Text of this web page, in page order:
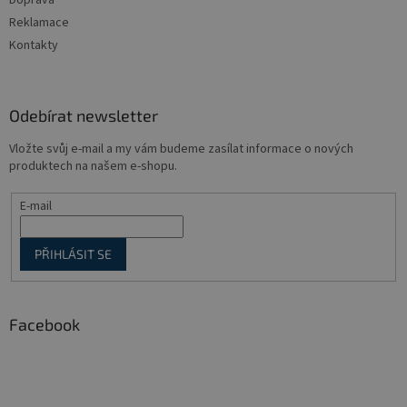
Reklamace
Kontakty
Odebírat newsletter
Vložte svůj e-mail a my vám budeme zasílat informace o nových
produktech na našem e-shopu.
E-mail
PŘIHLÁSIT SE
Facebook